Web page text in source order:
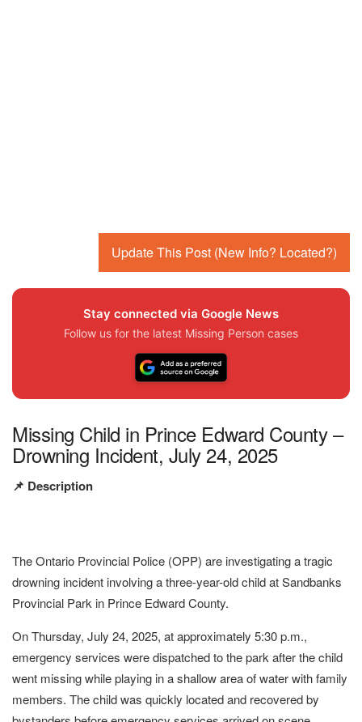
Update This Post (New Info? Located?)
Stay connected via Google News
Follow us for the latest Missing Person cases
Missing Child in Prince Edward County –
Drowning Incident, July 24, 2025
📌 Description
The Ontario Provincial Police (OPP) are investigating a tragic
drowning incident involving a three-year-old child at Sandbanks
Provincial Park in Prince Edward County.
On Thursday, July 24, 2025, at approximately 5:30 p.m.,
emergency services were dispatched to the park after the child
went missing while playing in a shallow area of water with family
members. The child was quickly located and recovered by